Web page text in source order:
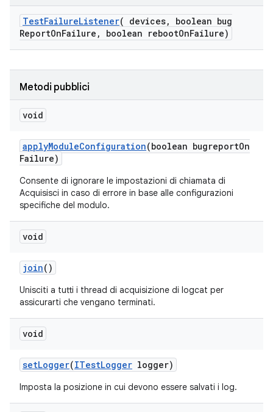
TestFailureListener( devices,
boolean bug
ReportOnFailure , boolean rebootOnFailure)
Metodi pubblici
void
applyModuleConfiguration(boolean bugreportOn
Failure)
Consente di ignorare le impostazioni di chiamata di
Acquisisci in caso di errore in base alle configurazioni
specifiche del modulo.
void
join()
Unisciti a tutti i thread di acquisizione di logcat per
assicurarti che vengano terminati.
void
setLogger(ITestLogger logger)
Imposta la posizione in cui devono essere salvati i log.